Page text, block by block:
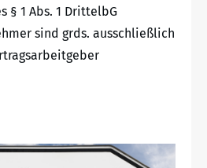
§ 1 Abs. 1 DrittelbG
sind grds. ausschließlich